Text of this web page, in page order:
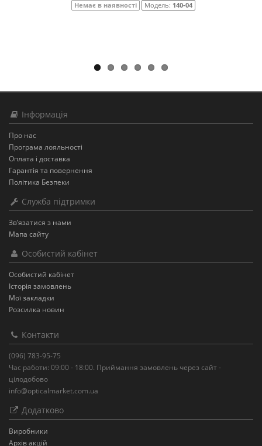
Немає в наявності Модель: 140-04
Інформація
Про нас
Програма лояльності
Оплата і доставка
Гарантія та повернення
Політика Безпеки
Служба підтримки
Зв’язатися з нами
Мапа сайту
Особистий кабінет
Особистий кабінет
Історія замовлень
Мої закладки
Розсилка новин
Контакти
(096) 783-95-75
Час работи: 09:00 - 18:00. Приймання замовлень через сайт -
цілодобово
info@opticalmarket.com.ua
Додатково
Виробники
Архів акцій